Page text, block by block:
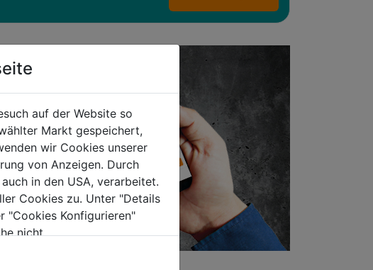
auf der Website so
Markt gespeichert,
wir Cookies unserer
von Anzeigen. Durch
in den USA, verarbeitet.
Cookies zu. Unter "Details
"Cookies Konfigurieren"
nicht.